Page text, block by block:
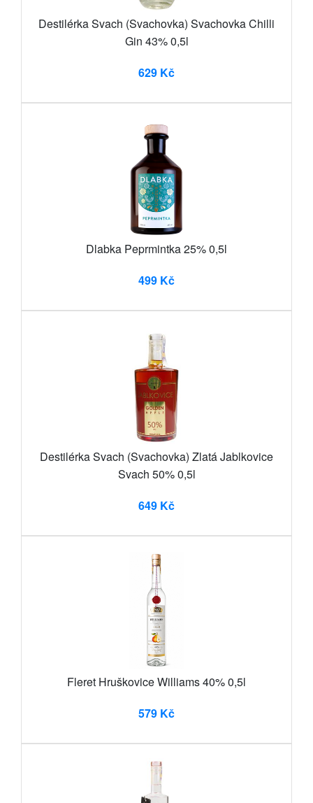
Destilérka Svach (Svachovka) Svachovka Chilli
Gin 43% 0,5l
629 Kč
Dlabka Peprmintka 25% 0,5l
499 Kč
Destilérka Svach (Svachovka) Zlatá Jablkovice
Svach 50% 0,5l
649 Kč
Fleret Hruškovice Williams 40% 0,5l
579 Kč